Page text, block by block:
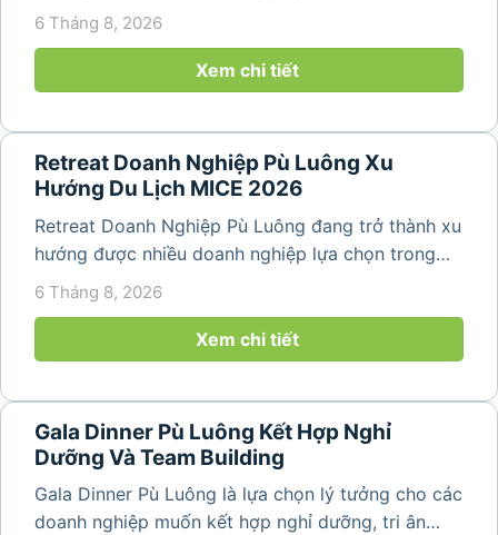
hợp giữa nghỉ ngơi, tái tạo năng lượng và xây
lịch đơn thuần, nhiều công ty...
6 Tháng 8, 2026
Xem chi tiết
Retreat Doanh Nghiệp Pù Luông Xu
Hướng Du Lịch MICE 2026
Retreat Doanh Nghiệp Pù Luông đang trở thành xu
hướng được nhiều doanh nghiệp lựa chọn trong
năm 2026 khi nhu cầu kết hợp nghỉ dưỡng, hội
họp và gắn kết đội ngũ ngày càng tăng. Không chỉ
mang đến khoảng thời gian thư giãn...
6 Tháng 8, 2026
Xem chi tiết
Gala Dinner Pù Luông Kết Hợp Nghỉ
Dưỡng Và Team Building
Gala Dinner Pù Luông là lựa chọn lý tưởng cho các
doanh nghiệp muốn kết hợp nghỉ dưỡng, tri ân